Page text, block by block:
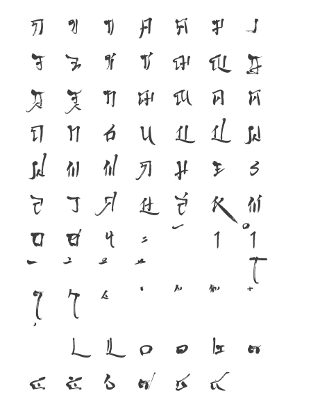
ก ข ฃ ค ฅ ฆ ง
จ ฉ ช ซ ฌ ญ ฎ
ฏ ฐ ฑ ฒ ณ ด ต
ถ ท ธ น บ ป ผ
ฝ พ ฟ ภ ม ย ร
ล ว ศ ษ ส ห ฬ
อ ฮ ฯ ะ า ำ
โ
ใ ไ
เ แ ๐ ๑ ๒ ๓
๔ ๕ ๖ ๗ ๘ ๙